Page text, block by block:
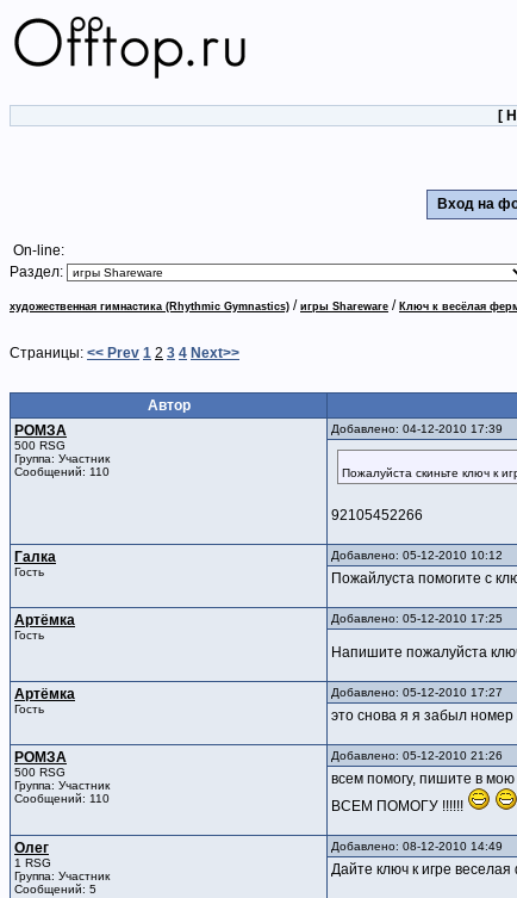
[
Вход на
On-line:
Раздел:
художественная гимнастика (Rhythmic Gymnastics) / игры Shareware / Ключ к весёлая
Страницы: << Prev 1 2 3 4 Next>>
Автор
РОМЗА
500 RSG
Группа: Участник
Сообщений: 110
Добавлено: 04-12-2010 17:39
Пожалуйста скиньте ключ к
92105452266
Галка
Гость
Добавлено: 05-12-2010 10:12
Пожайлуста помогите с
Артёмка
Гость
Добавлено: 05-12-2010 17:25
Напишите пожалуйста
Артёмка
Гость
Добавлено: 05-12-2010 17:27
это снова я я забыл
РОМЗА
500 RSG
Группа: Участник
Сообщений: 110
Добавлено: 05-12-2010 21:26
всем помогу, пишите в
ВСЕМ ПОМОГУ !!!!!!
Олег
1 RSG
Группа: Участник
Сообщений: 5
Добавлено: 08-12-2010 14:49
Дайте ключ к игре